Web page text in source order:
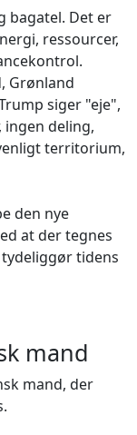
bagatel. Det er
ressourcer,
Grønland
siger "eje",
ingen deling,
territorium,
den nye
at der tegnes
tidens
mand
mand, der